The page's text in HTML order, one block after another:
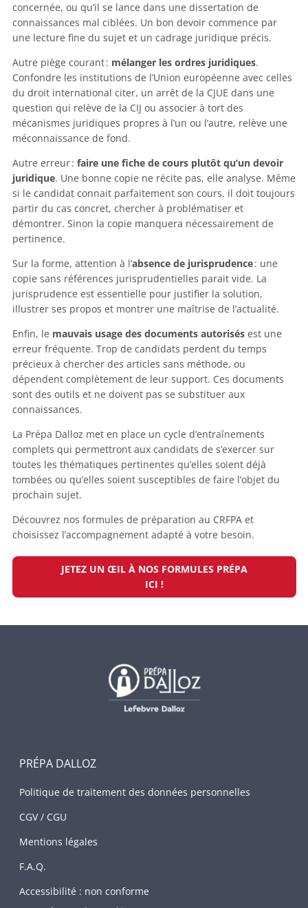
concernée, ou qu’il se lance dans une dissertation de
connaissances mal ciblées. Un bon devoir commence par
une lecture fine du sujet et un cadrage juridique précis.
Autre piège courant : mélanger les ordres juridiques.
Confondre les institutions de l’Union européenne avec celles
du droit international citer, un arrêt de la CJUE dans une
question qui relève de la CIJ ou associer à tort des
mécanismes juridiques propres à l’un ou l’autre, relève une
méconnaissance de fond.
Autre erreur : faire une fiche de cours plutôt qu’un devoir
juridique. Une bonne copie ne récite pas, elle analyse. Même
si le candidat connait parfaitement son cours, il doit toujours
partir du cas concret, chercher à problématiser et
démontrer. Sinon la copie manquera nécessairement de
pertinence.
Sur la forme, attention à l’absence de jurisprudence: une
copie sans références jurisprudentielles parait vide. La
jurisprudence est essentielle pour justifier la solution,
illustrer ses propos et montrer une maîtrise de l’actualité.
Enfin, le mauvais usage des documents autorisésest une
erreur fréquente. Trop de candidats perdent du temps
précieux à chercher des articles sans méthode, ou
dépendent complètement de leur support. Ces documents
sont des outils et ne doivent pas se substituer aux
connaissances.
La Prépa Dalloz met en place un cycle d’entraînements
complets qui permettront aux candidats de s’exercer sur
toutes les thématiques pertinentes qu’elles soient déjà
tombées ou qu’elles soient susceptibles de faire l’objet du
prochain sujet.
Découvrez nos formules de préparation au CRFPA et
choisissez l’accompagnement adapté à votre besoin.
JETEZ UN ŒIL À NOS FORMULES PRÉPA
ICI !
PRÉPA DALLOZ
Politique de traitement des données personnelles
CGV / CGU
Mentions légales
F.A.Q.
Accessibilité : non conforme